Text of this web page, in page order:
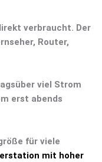
verbraucht. Der
Router,
viel Strom
erst abends
für viele
mit hoher